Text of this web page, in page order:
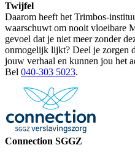
Twijfel
Daarom heeft het Trimbos-
waarschuwt om nooit vloeibare
gevoel dat je niet meer zonder
onmogelijk lijkt? Deel je zorgen
jouw verhaal en kunnen jou het
Bel 040-303 5023.
Connection SGGZ